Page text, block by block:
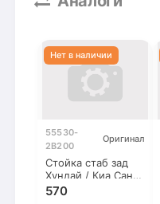
55530-
2B200
Оригинал
Стойка стаб зад
Хундай / Киа Санта
Фе NEW / Соренто
570